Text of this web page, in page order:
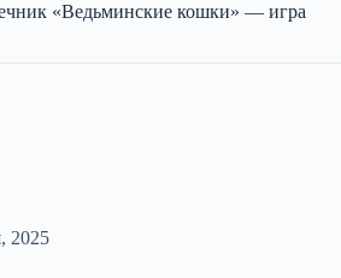
«Ведьминские кошки» — игра
2025